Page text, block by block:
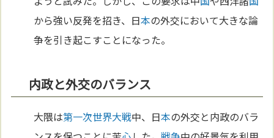
から強い反発を招き、日本の外交において大きな論
争を引き起こすことになった。
内政と外交のバランス
大隈は第一次世界大戦中、日本の外交と内政のバラ